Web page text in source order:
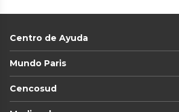
Centro de Ayuda
Mundo Paris
Cencosud